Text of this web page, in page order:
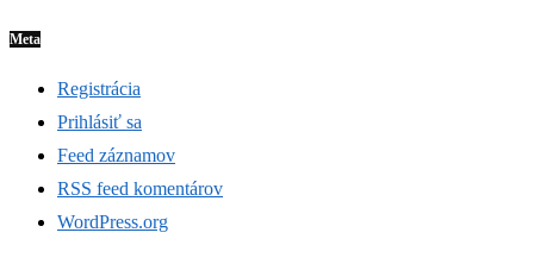
Meta
Registrácia
Prihlásiť sa
Feed záznamov
RSS feed komentárov
WordPress.org